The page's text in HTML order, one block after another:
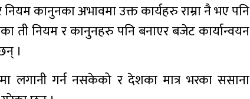
कानुनका अभावमा उक्त कार्यहरु राम्रा नै भए पनि
ती नियम र कानुनहरु पनि बनाएर बजेट कार्यान्वयन
।
लगानी गर्न नसकेको र देशका मात्र भरका ससाना